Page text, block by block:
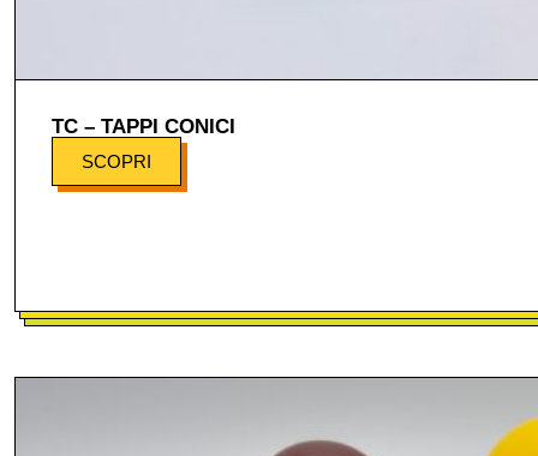
TC – TAPPI CONICI
SCOPRI